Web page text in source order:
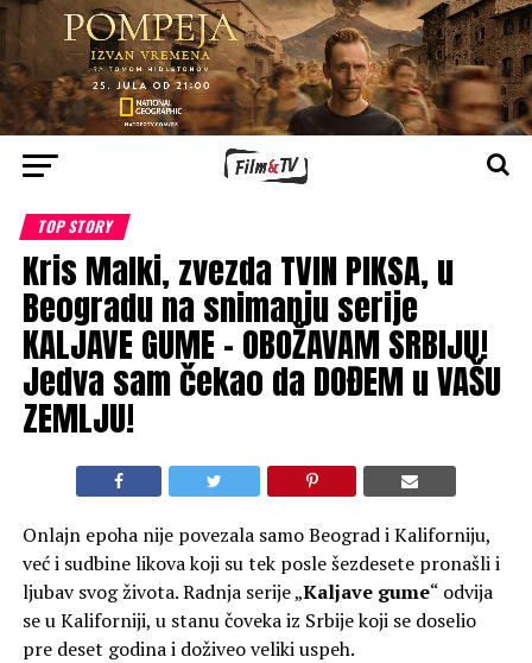
TOP STORY
Kris Malki, zvezda TVIN PIKSA, u
Beogradu na snimanju serije
KALJAVE GUME – OBOŽAVAM SRBIJU!
Jedva sam čekao da DOĐEM u VAŠU
ZEMLJU!
Onlajn epoha nije povezala samo Beograd i Kaliforniju,
već i sudbine likova koji su tek posle šezdesete pronašli i
ljubav svog života. Radnja serije „Kaljave gume“ odvija
se u Kaliforniji, u stanu čoveka iz Srbije koji se doselio
pre deset godina i doživeo veliki uspeh.